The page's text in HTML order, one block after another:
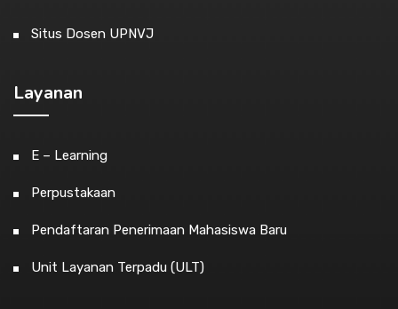
Situs Dosen UPNVJ
Layanan
E – Learning
Perpustakaan
Pendaftaran Penerimaan Mahasiswa Baru
Unit Layanan Terpadu (ULT)